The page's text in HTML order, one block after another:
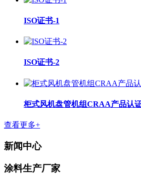
ISO证书-1
ISO证书-2
柜式风机盘管机组CRAA产品认
查看更多+
新闻中心
涂料生产厂家